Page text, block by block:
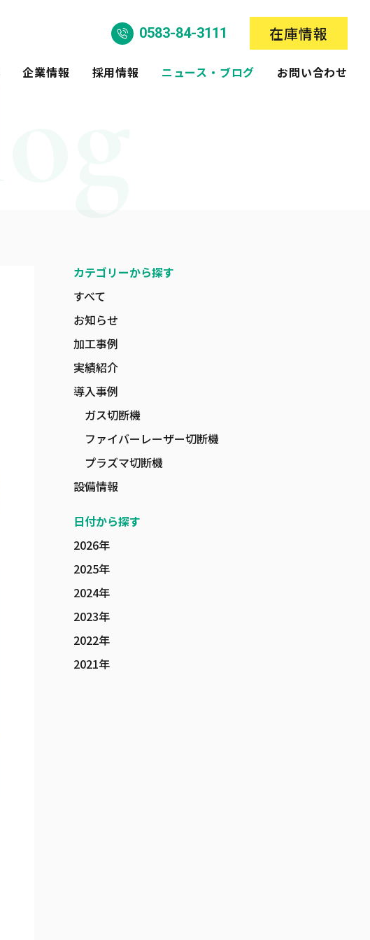
企業情報 採用情報 ニュース・ブログ お問い合わせ
0583-84-3111 在庫情報
カテゴリーから探す
すべて
お知らせ
加工事例
実績紹介
導入事例
ガス切断機
ファイバーレーザー切断機
プラズマ切断機
設備情報
日付から探す
2026年
2025年
2024年
2023年
2022年
2021年